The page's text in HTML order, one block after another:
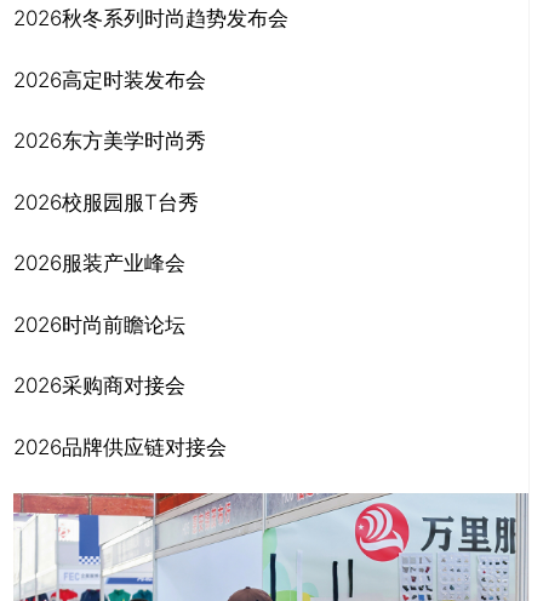
2026秋冬系列时尚趋势发布会
2026高定时装发布会
2026东方美学时尚秀
2026校服园服T台秀
2026服装产业峰会
2026时尚前瞻论坛
2026采购商对接会
2026品牌供应链对接会